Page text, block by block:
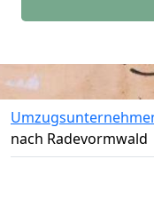
nach Radevormwald